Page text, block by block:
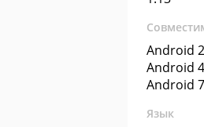
Android
Android
Android
Язык